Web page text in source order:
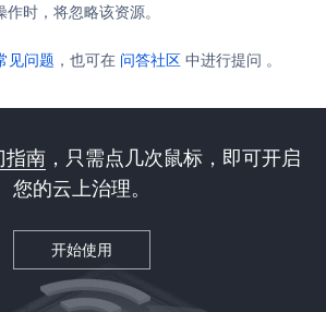
时，将忽略该资源。
见问题 ，也可在 问答社区 中进行提问 。
指南，只需点几次鼠标，即可开启
您的云上治理。
开始使用